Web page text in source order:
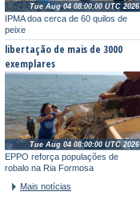
IPMA doa cerca de 60 quilos de
peixe
Tue Aug 04 08:00:00 UTC 2026
libertação de mais de 3000
exemplares
EPPO reforça populações de
robalo na Ria Formosa
Tue Aug 04 08:00:00 UTC 2026
Mais notícias